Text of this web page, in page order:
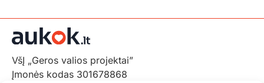
VšĮ „Geros valios projektai”
Įmonės kodas 301678868